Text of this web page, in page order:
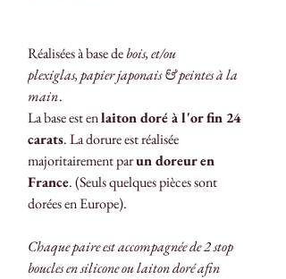
Réalisées à base debois, et/ou
plexiglas, papier japonais & peintes à la
main.
La base est enlaiton doré à l'or fin 24
carats. La dorure est réalisée
majoritairement parun doreur en
France. (Seuls quelques pièces sont
dorées en Europe).
Chaque paire est accompagnée de 2 stop
boucles en silicone ou laiton doré afin